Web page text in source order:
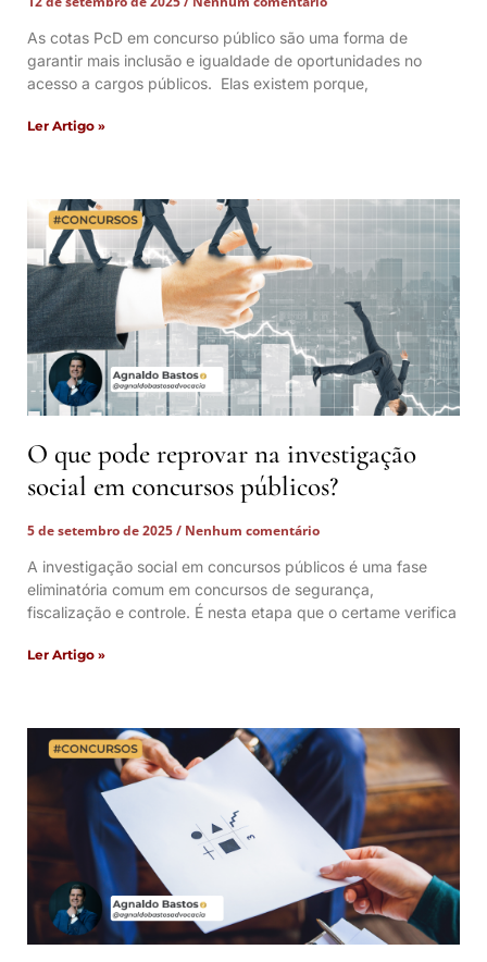
As cotas PcD em concurso público são uma forma de
garantir mais inclusão e igualdade de oportunidades no
acesso a cargos públicos. Elas existem porque,
Ler Artigo »
O que pode reprovar na investigação
social em concursos públicos?
5 de setembro de 2025
Nenhum comentário
A investigação social em concursos públicos é uma fase
eliminatória comum em concursos de segurança,
fiscalização e controle. É nesta etapa que o certame verifica
Ler Artigo »